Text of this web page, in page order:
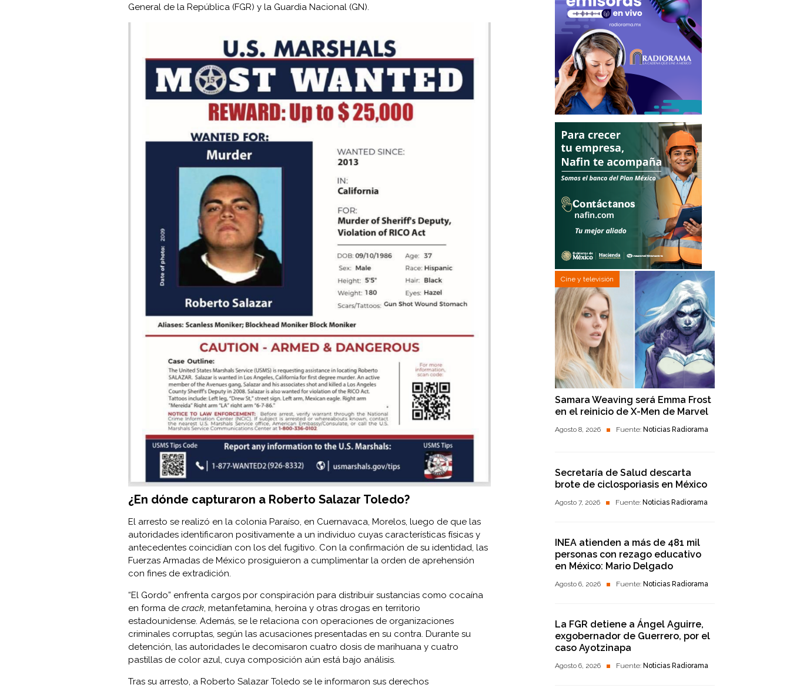
General de la República (FGR) y la Guardia Nacional (GN).
¿En dónde capturaron a Roberto Salazar Toledo?
El arresto se realizó en la colonia Paraíso, en Cuernavaca, Morelos, luego de que las
autoridades identificaron positivamente a un individuo cuyas características físicas y
antecedentes coincidían con los del fugitivo. Con la confirmación de su identidad, las
Fuerzas Armadas de México prosiguieron a cumplimentar la orden de aprehensión
con fines de extradición.
“El Gordo” enfrenta cargos por conspiración para distribuir sustancias como cocaína
en forma de crack, metanfetamina, heroína y otras drogas en territorio
estadounidense. Además, se le relaciona con operaciones de organizaciones
criminales corruptas, según las acusaciones presentadas en su contra. Durante su
detención, las autoridades le decomisaron cuatro dosis de marihuana y cuatro
pastillas de color azul, cuya composición aún está bajo análisis.
Tras su arresto, a Roberto Salazar Toledo se le informaron sus derechos
Cine y televisión
Samara Weaving será Emma Frost
en el reinicio de X-Men de Marvel
Agosto 8, 2026 Fuente: Noticias Radiorama
Secretaría de Salud descarta
brote de ciclosporiasis en México
Agosto 7, 2026 Fuente: Noticias Radiorama
INEA atienden a más de 481 mil
personas con rezago educativo
en México: Mario Delgado
Agosto 6, 2026 Fuente: Noticias Radiorama
La FGR detiene a Ángel Aguirre,
exgobernador de Guerrero, por el
caso Ayotzinapa
Agosto 6, 2026 Fuente: Noticias Radiorama